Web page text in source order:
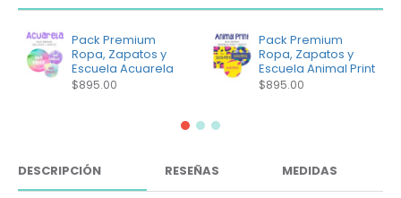
Pack Premium
Ropa, Zapatos y
Escuela Acuarela
$895.00
Pack Premium
Ropa, Zapatos y
Escuela Animal Print
$895.00
DESCRIPCIÓN RESEÑAS MEDIDAS